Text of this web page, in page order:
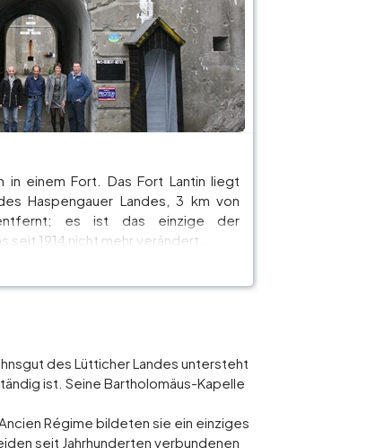
in einem Fort. Das Fort Lantin liegt
Haspengauer Landes, 3 km von
es ist das einzige der
seit 1914 nicht mehr verändert…
des Lütticher Landes untersteht
ist. Seine Bartholomäus-Kapelle
Régime bildeten sie ein einziges
seit Jahrhunderten verbundenen